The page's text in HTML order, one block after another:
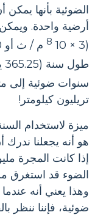
الضوئية بأنها
أرضية واحدة.
(3 × 10
8
طول سنة (365.25 يوما أو 3.15 × 10
سنوات ضوئية إلى متر: 9.45
تريليون كيلومتر!
ميزة لاستخدام
هو أنه يجعلنا
إذا كانت المجرة
الضوء قد استغرق
وهذا يعني أنه
ضوئية، فإننا ننظر